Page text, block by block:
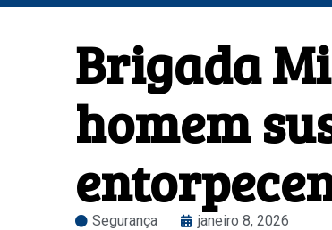
Brigada
homem
Segurança janeiro 8, 2026